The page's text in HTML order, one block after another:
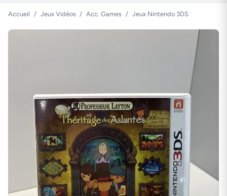
Accueil / Jeux Vidéos / Acc. Games / Jeux Nintendo 3DS